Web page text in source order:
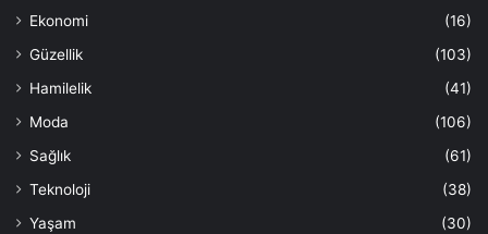
Ekonomi
(16)
Güzellik
(103)
Hamilelik
(41)
Moda
(106)
Sağlık
(61)
Teknoloji
(38)
Yaşam
(30)